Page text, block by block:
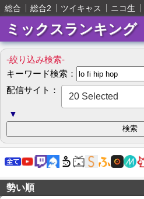
総合 総合2 ツイキャス ニコ生
ミックスランキング
-絞り込み検索-
キーワード検索：
配信サイト：
20 Selected
▼
勢い順